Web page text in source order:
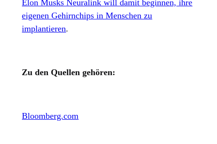
Elon Musks Neuralink will damit beginnen, ihre
eigenen Gehirnchips in Menschen zu
implantieren.
Zu den Quellen gehören:
Bloomberg.com